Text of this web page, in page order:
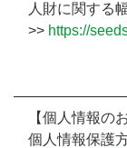
人財に関する
>> https://
【個人情報の
個人情報保護